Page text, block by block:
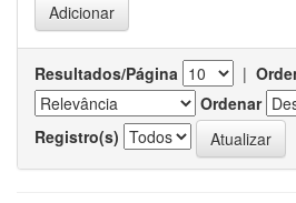
Resultados/Página |
Ordenar
Registro(s)